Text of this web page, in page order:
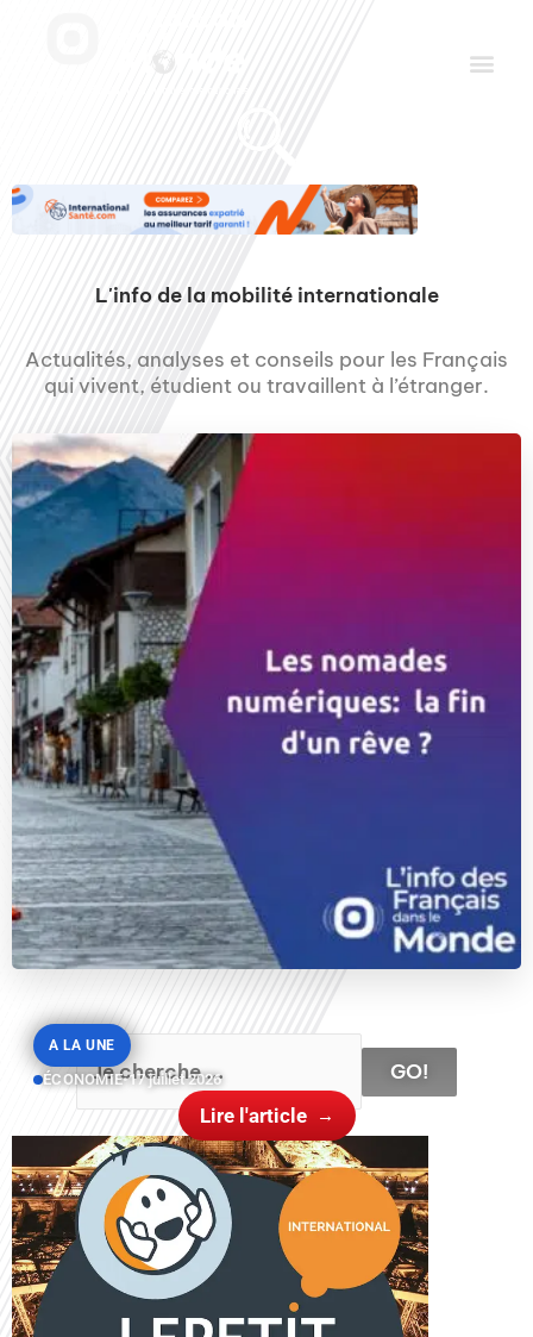
L'info de la mobilité internationale
Actualités, analyses et conseils pour les Français
qui vivent, étudient ou travaillent à l’étranger.
A LA UNE
ÉCONOMIE•17 juillet 2026
Lire l'article
GO!